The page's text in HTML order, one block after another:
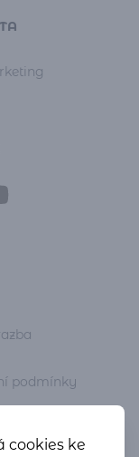
podmínky
cookies ke